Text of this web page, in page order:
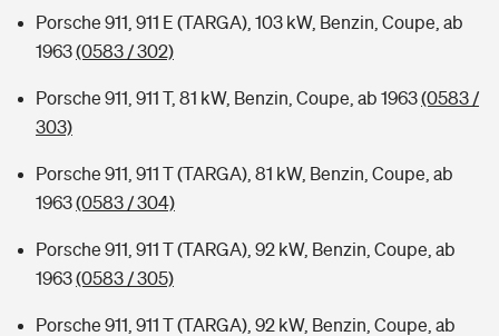
Kinderunfall-Check: Mehr Sicherheit für deine Kids
Typklassen: So ist Ihr Auto eingestuft
Sie haben Fragen?
Porsche 911, 911 E (TARGA), 103 kW, Benzin, Coupe, ab
1963(0583 / 302)
Porsche 911, 911 T, 81 kW, Benzin, Coupe, ab 1963(0583 /
303)
Porsche 911, 911 T (TARGA), 81 kW, Benzin, Coupe, ab
1963(0583 / 304)
Porsche 911, 911 T (TARGA), 92 kW, Benzin, Coupe, ab
1963(0583 / 305)
Porsche 911, 911 T (TARGA), 92 kW, Benzin, Coupe, ab